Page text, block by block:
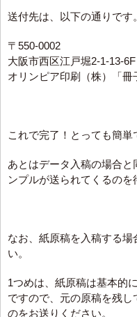
送付先は、以下の通りです。
〒550-0002
大阪市西区江戸堀2-1-13-6F
オリンピア印刷（株）「
これで完了！とっても簡単
あとはデータ入稿の場合
ンプルが送られてくるのを
なお、紙原稿を入稿する場
い。
1つめは、紙原稿は基本的
ですので、元の原稿を残
のをお送りください。